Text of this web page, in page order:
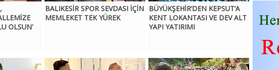
OLSUN'
BALIKESİR SPOR SEVDASI İÇİN
MEMLEKET TEK YÜREK
BÜYÜKŞEHİR’DEN KEPSUT’A
KENT LOKANTASI VE DEV ALT
YAPI YATIRIMI